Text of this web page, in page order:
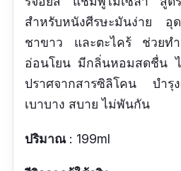
สำหรับหนังศีรษะมันง่าย อุด
ชาขาว และตะไคร้ ช่วยทำ
อ่อนโยน มีกลิ่นหอมสดชื่น ไ
ปราศจากสารซิลิโคน บำ
เบาบาง สบาย ไม่พันกัน
ปริมาณ: 199ml